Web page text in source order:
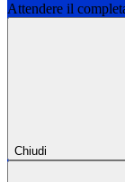
Attendere il
Chiudi